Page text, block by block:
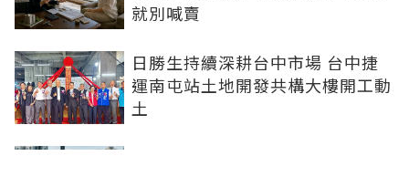
就別喊賣
日勝生持續深耕台中市場 台中捷
運南屯站土地開發共構大樓開工動
土